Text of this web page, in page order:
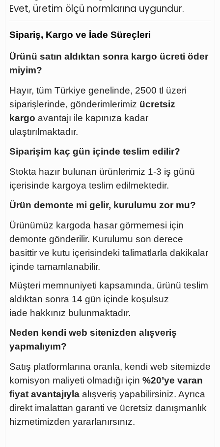
Evet, üretim ölçü normlarına uygundur.
Sipariş, Kargo ve İade Süreçleri
Ürünü satın aldıktan sonra kargo ücreti öder
miyim?
Hayır, tüm Türkiye genelinde, 2500 tl üzeri
siparişlerinde, gönderimlerimiz ücretsiz
kargo avantajı ile kapınıza kadar
ulaştırılmaktadır.
Siparişim kaç gün içinde teslim edilir?
Stokta hazır bulunan ürünlerimiz 1-3 iş günü
içerisinde kargoya teslim edilmektedir.
Ürün demonte mi gelir, kurulumu zor mu?
Ürünümüz kargoda hasar görmemesi için
demonte gönderilir. Kurulumu son derece
basittir ve kutu içerisindeki talimatlarla dakikalar
içinde tamamlanabilir.
Müşteri memnuniyeti kapsamında, ürünü teslim
aldıktan sonra 14 gün içinde koşulsuz
iade hakkınız bulunmaktadır.
Neden kendi web sitenizden alışveriş
yapmalıyım?
Satış platformlarına oranla, kendi web sitemizde
komisyon maliyeti olmadığı için %20’ye varan
fiyat avantajıyla alışveriş yapabilirsiniz. Ayrıca
direkt imalattan garanti ve ücretsiz danışmanlık
hizmetimizden yararlanırsınız.